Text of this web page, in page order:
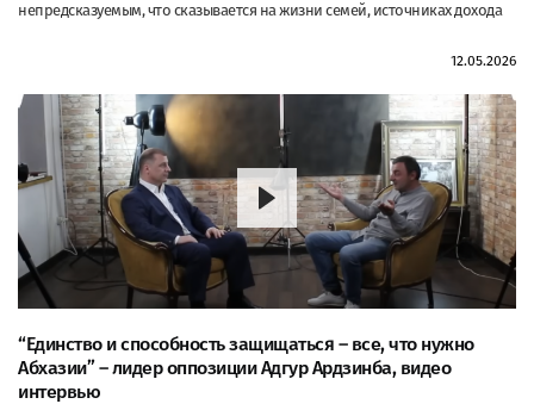
непредсказуемым, что сказывается на жизни семей, источниках дохода
12.05.2026
“Единство и способность защищаться – все, что нужно
Абхазии” – лидер оппозиции Адгур Ардзинба, видео
интервью